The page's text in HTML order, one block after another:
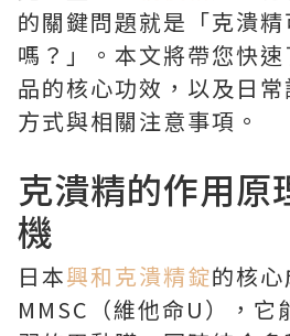
的關鍵問題就是「克潰
嗎？」。本文將帶您快
品的核心功效，以及日
方式與相關注意事項。
克潰精的作用原
機
日本興和克潰精錠的核
MMSC（維他命U），它